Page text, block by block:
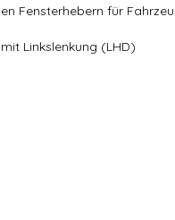
Fensterhebern für
Linkslenkung (LHD)